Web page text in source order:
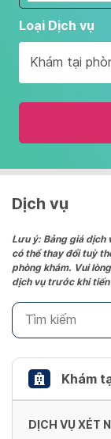
Navigate
forward
interact
with
the
and
date.
the
question
mark
to
keyboard
shortcuts
changing
Loại Dịch vụ
Khám tại
Dịch vụ
Lưu ý: Bảng giá dịch
có thể thay đổi tuỳ
phòng khám. Vui
dịch vụ trước khi tiến
Khám
DỊCH VỤ XÉT